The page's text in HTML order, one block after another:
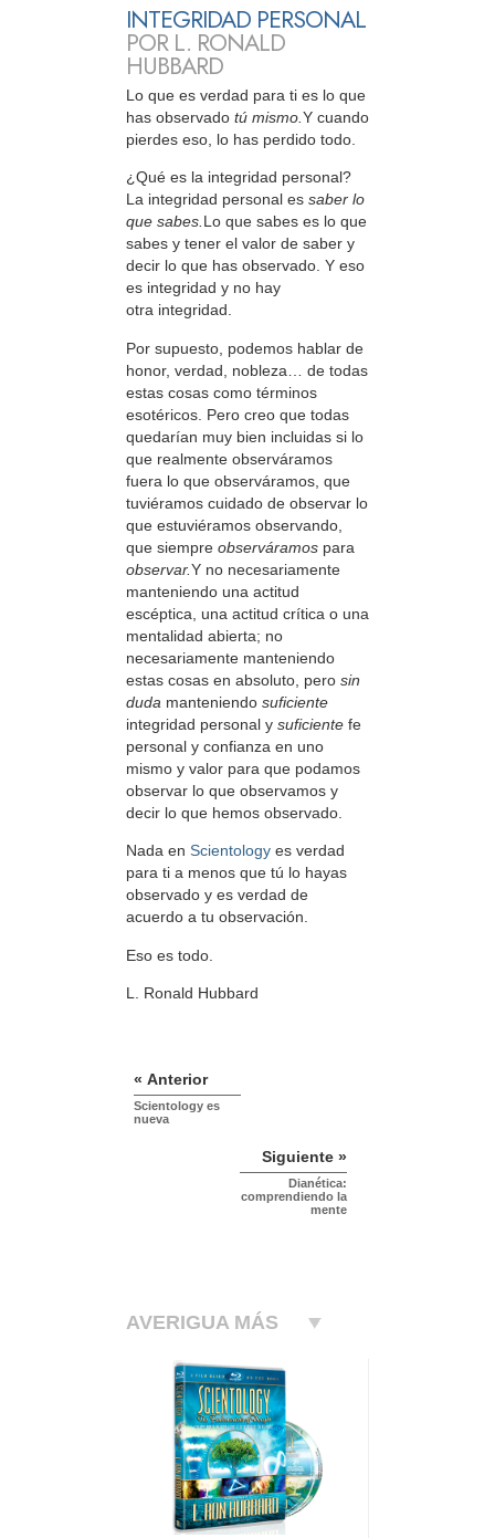
INTEGRIDAD PERSONAL
POR L. RONALD
HUBBARD
Lo que es verdad para ti es lo que
has observado tú mismo. Y cuando
pierdes eso, lo has perdido todo.
¿Qué es la integridad personal?
La integridad personal es saber lo
que sabes.Lo que sabes es lo que
sabes y tener el valor de saber y
decir lo que has observado. Y eso
es integridad y no hay
otra integridad.
Por supuesto, podemos hablar de
honor, verdad, nobleza… de todas
estas cosas como términos
esotéricos. Pero creo que todas
quedarían muy bien incluidas si lo
que realmente observáramos
fuera lo que observáramos, que
tuviéramos cuidado de observar lo
que estuviéramos observando,
que siempre observáramos para
observar.Y no necesariamente
manteniendo una actitud
escéptica, una actitud crítica o una
mentalidad abierta; no
necesariamente manteniendo
estas cosas en absoluto, pero sin
duda manteniendo suficiente
integridad personal y suficiente fe
personal y confianza en uno
mismo y valor para que podamos
observar lo que observamos y
decir lo que hemos observado.
Nada en Scientology es verdad
para ti a menos que tú lo hayas
observado y es verdad de
acuerdo a tu observación.
Eso es todo.
L. Ronald Hubbard
« Anterior
Scientology es
nueva
Siguiente »
Dianética:
comprendiendo la
mente
AVERIGUA MÁS